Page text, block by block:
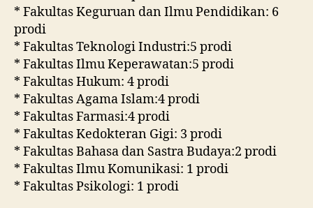
* Fakultas Keguruan dan Ilmu Pendidikan: 6
prodi
* Fakultas Teknologi Industri:5 prodi
* Fakultas Ilmu Keperawatan:5 prodi
* Fakultas Hukum: 4 prodi
* Fakultas Agama Islam:4 prodi
* Fakultas Farmasi:4 prodi
* Fakultas Kedokteran Gigi: 3 prodi
* Fakultas Bahasa dan Sastra Budaya:2 prodi
* Fakultas Ilmu Komunikasi: 1 prodi
* Fakultas Psikologi: 1 prodi